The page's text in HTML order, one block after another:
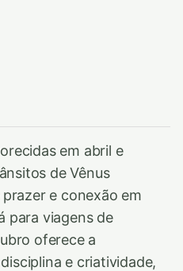
em abril e
de Vênus
e conexão em
para viagens de
oferece a
e criatividade,